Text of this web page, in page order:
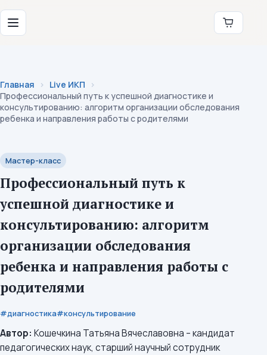
Перейти к содержимому
Институт коррекционной педагогики
Меню
Главная
Live ИКП
Профессиональный путь к успешной диагностике и
консультированию: алгоритм организации обследования
ребенка и направления работы с родителями
Мастер-класс
Профессиональный путь к
успешной диагностике и
консультированию: алгоритм
организации обследования
ребенка и направления работы с
родителями
#диагностика#консультирование
Автор: Кошечкина Татьяна Вячеславовна – кандидат
педагогических наук, старший научный сотрудник